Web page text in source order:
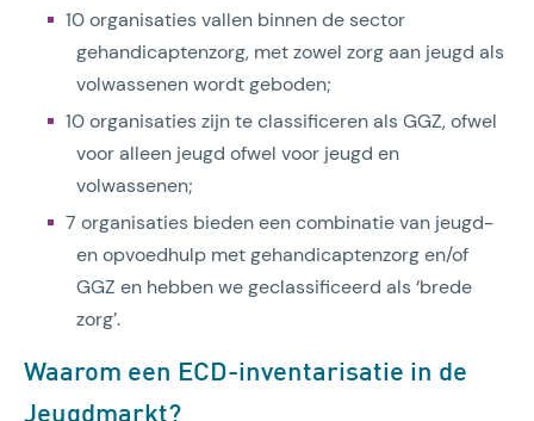
10 organisaties vallen binnen de sector
gehandicaptenzorg, met zowel zorg aan jeugd als
volwassenen wordt geboden;
10 organisaties zijn te classificeren als GGZ, ofwel
voor alleen jeugd ofwel voor jeugd en
volwassenen;
7 organisaties bieden een combinatie van jeugd-
en opvoedhulp met gehandicaptenzorg en/of
GGZ en hebben we geclassificeerd als ‘brede
zorg’.
Waarom een ECD-inventarisatie in de
Jeugdmarkt?